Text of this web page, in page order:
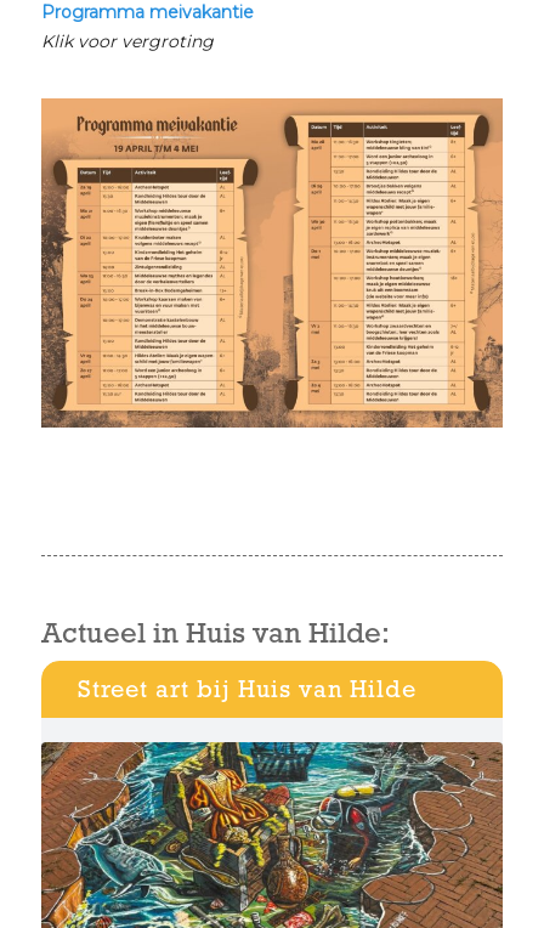
Programma meivakantie
Klik voor vergroting
Actueel in Huis van Hilde:
Street art bij Huis van Hilde